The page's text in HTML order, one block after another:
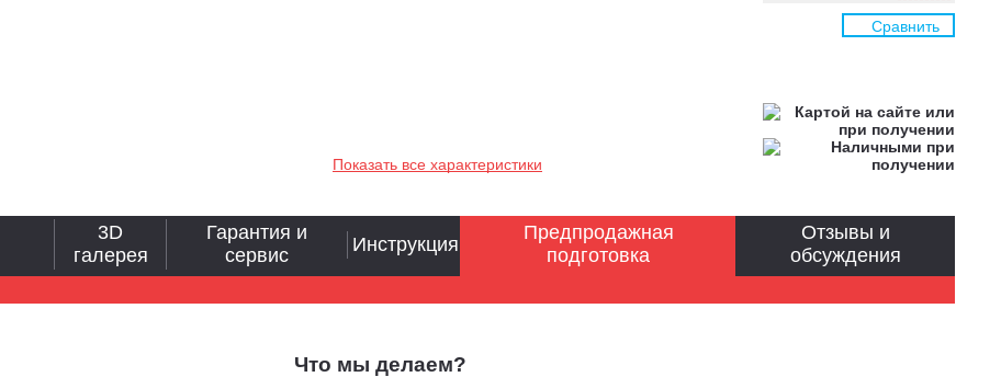
Показать все характеристики
Сравнить
Что мы делаем?
3D
галерея
Гарантия и
сервис
Инструкция
Предпродажная
подготовка
Отзывы и
обсуждения